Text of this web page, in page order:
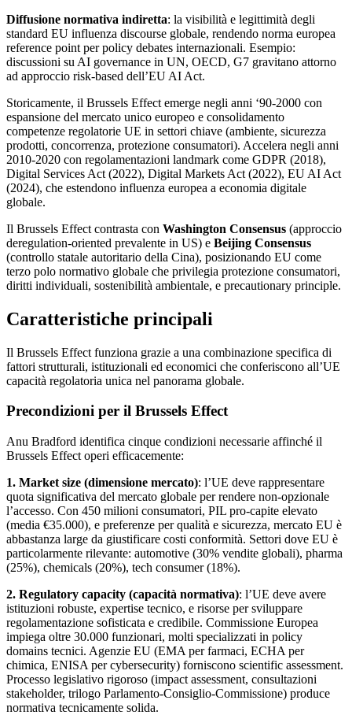
Diffusione normativa indiretta: la visibilità e legittimità degli
standard EU influenza discourse globale, rendendo norma europea
reference point per policy debates internazionali. Esempio:
discussioni su AI governance in UN, OECD, G7 gravitano attorno
ad approccio risk-based dell’EU AI Act.
Storicamente, il Brussels Effect emerge negli anni ‘90-2000 con
espansione del mercato unico europeo e consolidamento
competenze regolatorie UE in settori chiave (ambiente, sicurezza
prodotti, concorrenza, protezione consumatori). Accelera negli anni
2010-2020 con regolamentazioni landmark come GDPR (2018),
Digital Services Act (2022), Digital Markets Act (2022), EU AI Act
(2024), che estendono influenza europea a economia digitale
globale.
Il Brussels Effect contrasta con Washington Consensus (approccio
deregulation-oriented prevalente in US) e Beijing Consensus
(controllo statale autoritario della Cina), posizionando EU come
terzo polo normativo globale che privilegia protezione consumatori,
diritti individuali, sostenibilità ambientale, e precautionary principle.
Caratteristiche principali
Il Brussels Effect funziona grazie a una combinazione specifica di
fattori strutturali, istituzionali ed economici che conferiscono all’UE
capacità regolatoria unica nel panorama globale.
Precondizioni per il Brussels Effect
Anu Bradford identifica cinque condizioni necessarie affinché il
Brussels Effect operi efficacemente:
1. Market size (dimensione mercato): l’UE deve rappresentare
quota significativa del mercato globale per rendere non-opzionale
l’accesso. Con 450 milioni consumatori, PIL pro-capite elevato
(media €35.000), e preferenze per qualità e sicurezza, mercato EU è
abbastanza large da giustificare costi conformità. Settori dove EU è
particolarmente rilevante: automotive (30% vendite globali), pharma
(25%), chemicals (20%), tech consumer (18%).
2. Regulatory capacity (capacità normativa): l’UE deve avere
istituzioni robuste, expertise tecnico, e risorse per sviluppare
regolamentazione sofisticata e credibile. Commissione Europea
impiega oltre 30.000 funzionari, molti specializzati in policy
domains tecnici. Agenzie EU (EMA per farmaci, ECHA per
chimica, ENISA per cybersecurity) forniscono scientific assessment.
Processo legislativo rigoroso (impact assessment, consultazioni
stakeholder, trilogo Parlamento-Consiglio-Commissione) produce
normativa tecnicamente solida.